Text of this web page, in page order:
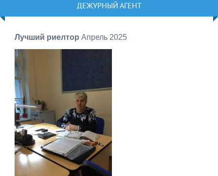
ДЕЖУРНЫЙ АГЕНТ
Лучший риелтор Апрель 2025